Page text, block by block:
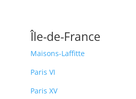
Île-de-France
Maisons-Laffitte
Paris VI
Paris XV